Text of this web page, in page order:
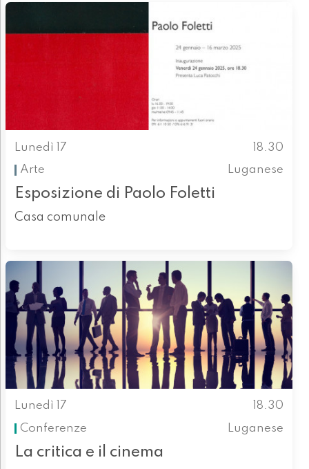
Lunedì 17
18.30
Arte
Luganese
Esposizione di Paolo Foletti
Casa comunale
Lunedì 17
18.30
Conferenze
Luganese
La critica e il cinema